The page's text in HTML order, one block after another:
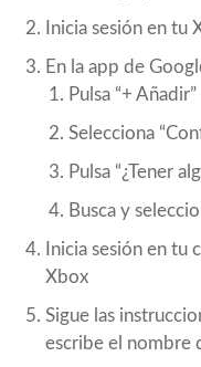
Inicia sesión en tu
En la app de
Pulsa “+ Añadir”
Selecciona
Pulsa “¿Tener
Busca y
Inicia sesión en tu
Xbox
Sigue las
escribe el nombre